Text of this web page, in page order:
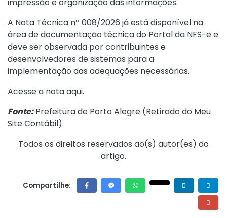
impressão e organização das informações.
A Nota Técnica nº 008/2026 já está disponível na
área de documentação técnica do Portal da NFS-e e
deve ser observada por contribuintes e
desenvolvedores de sistemas para a
implementação das adequações necessárias.
Acesse a notaaqui.
Fonte:Prefeitura de Porto Alegre (Retirado do Meu
Site Contábil)
Todos os direitos reservados ao(s) autor(es) do
artigo.
Compartilhe: